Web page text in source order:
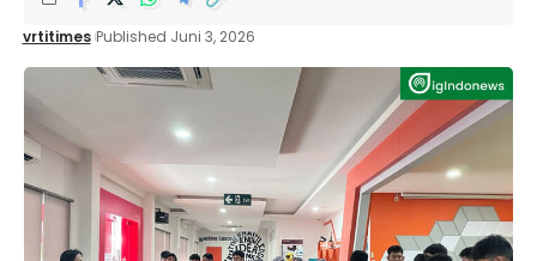
vrtitimes Published Juni 3, 2026